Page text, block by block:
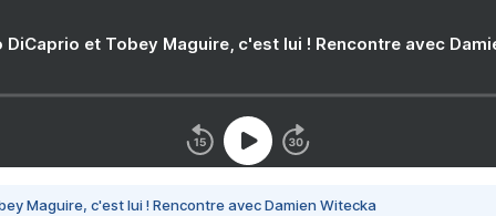
DiCaprio et Tobey Maguire, c'est lui ! Rencontre avec
Maguire, c'est lui ! Rencontre avec Damien Witecka